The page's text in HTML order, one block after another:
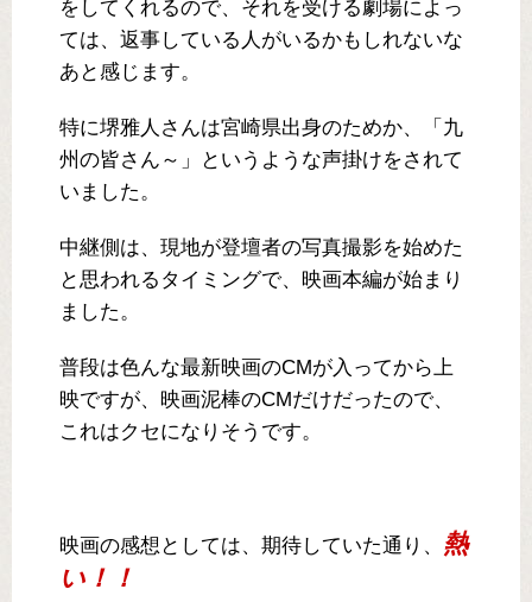
をしてくれるので、それを受ける劇場によっ
ては、返事している人がいるかもしれないな
あと感じます。
特に堺雅人さんは宮崎県出身のためか、「九
州の皆さん～」というような声掛けをされて
いました。
中継側は、現地が登壇者の写真撮影を始めた
と思われるタイミングで、映画本編が始まり
ました。
普段は色んな最新映画のCMが入ってから上
映ですが、映画泥棒のCMだけだったので、
これはクセになりそうです。
映画の感想としては、期待していた通り、 熱
い！！